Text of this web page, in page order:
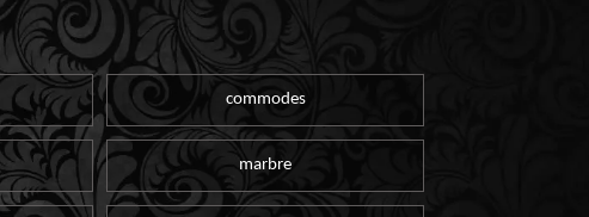
commodes
marbre